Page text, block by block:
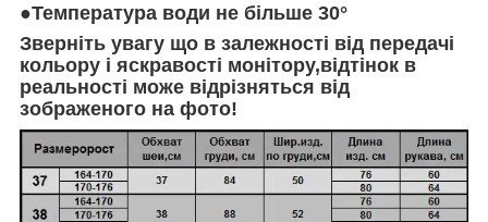
●Температура води не більше 30°
Зверніть увагу що в залежності від передачі
кольору і яскравості монітору,відтінок в
реальності може відрізняться від
зображеного на фото!